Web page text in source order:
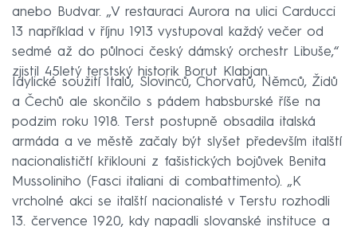
anebo Budvar. „V restauraci Aurora na ulici Carducci
13 například v říjnu 1913 vystupoval každý večer od
sedmé až do půlnoci český dámský orchestr Libuše,“
zjistil 45letý terstský historik Borut Klabjan.
Idylické soužití Italů, Slovinců, Chorvatů, Němců, Židů
a Čechů ale skončilo s pádem habsburské říše na
podzim roku 1918. Terst postupně obsadila italská
armáda a ve městě začaly být slyšet především italští
nacionalističtí křiklouni z fašistických bojůvek Benita
Mussoliniho (Fasci italiani di combattimento). „K
vrcholné akci se italští nacionalisté v Terstu rozhodli
13. července 1920, kdy napadli slovanské instituce a